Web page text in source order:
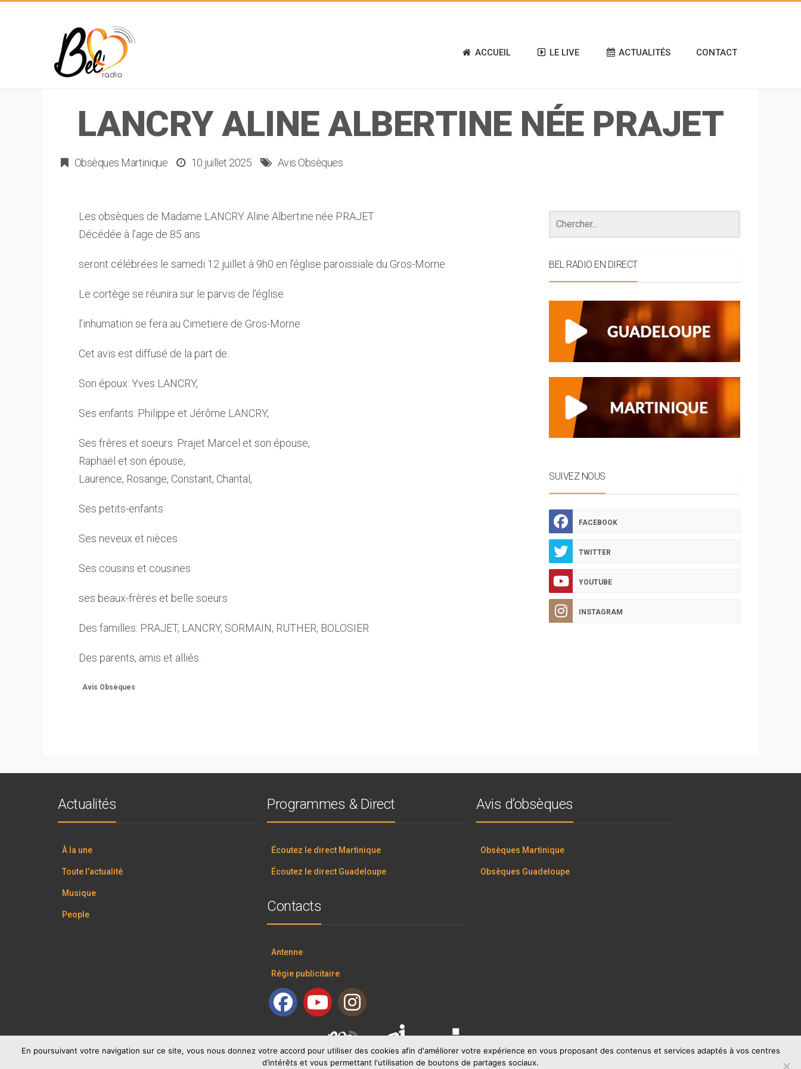
ACCUEIL LE LIVE ACTUALITÉS CONTACT
LANCRY ALINE ALBERTINE NÉE PRAJET
Obsèques Martinique 10 juillet 2025 Avis Obsèques
Les obsèques de Madame LANCRY Aline Albertine née PRAJET
Décédée à l’age de 85 ans
seront célébrées le samedi 12 juillet à 9h0 en l’église paroissiale du Gros-Morne
Le cortège se réunira sur le parvis de l’église
l’inhumation se fera au Cimetiere de Gros-Morne
Cet avis est diffusé de la part de:
Son époux: Yves LANCRY,
Ses enfants: Philippe et Jérôme LANCRY,
Ses frères et soeurs: Prajet Marcel et son épouse,
Raphaël et son épouse,
Laurence, Rosange, Constant, Chantal,
Ses petits-enfants
Ses neveux et nièces
Ses cousins et cousines
ses beaux-frères et belle soeurs
Des familles: PRAJET, LANCRY, SORMAIN, RUTHER, BOLOSIER
Des parents, amis et alliés.
Avis Obsèques
BEL RADIO EN DIRECT
SUIVEZ NOUS
FACEBOOK
TWITTER
YOUTUBE
INSTAGRAM
Actualités
À la une
Toute l’actualité
Musique
People
Programmes & Direct
Écoutez le direct Martinique
Écoutez le direct Guadeloupe
Avis d’obsèques
Obsèques Martinique
Obsèques Guadeloupe
Contacts
Antenne
Régie publicitaire
En poursuivant votre navigation sur ce site, vous nous donnez votre accord pour utiliser des cookies afin d'améliorer votre expérience en vous proposant des contenus et services adaptés à vos centres
d’intérêts et vous permettant l'utilisation de boutons de partages sociaux.